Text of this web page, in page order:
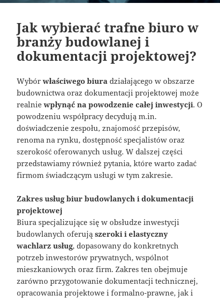
Jak wybierać trafne biuro w
branży budowlanej i
dokumentacji projektowej?
Wybórwłaściwego biura działającego w obszarze
budownictwa oraz dokumentacji projektowej może
realniewpłynąć na powodzenie całej inwestycji. O
powodzeniu współpracy decydują m.in.
doświadczenie zespołu, znajomość przepisów,
renoma na rynku, dostępność specjalistów oraz
szerokość oferowanych usług. W dalszej części
przedstawiamy również pytania, które warto zadać
firmom świadczącym usługi w tym zakresie.
Zakres usług biur budowlanych i dokumentacji
projektowej
Biura specjalizujące się w obsłudze inwestycji
budowlanych oferująszeroki i elastyczny
wachlarz usług, dopasowany do konkretnych
potrzeb inwestorów prywatnych, wspólnot
mieszkaniowych oraz firm. Zakres ten obejmuje
zarówno przygotowanie dokumentacji technicznej,
opracowania projektowe i formalno-prawne, jak i